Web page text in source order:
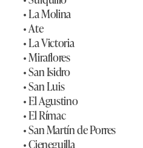
• La Molina
• Ate
• La Victoria
• Miraflores
• San Isidro
• San Luis
• El Agustino
• El Rímac
• San Martín de Porres
• Cieneguilla